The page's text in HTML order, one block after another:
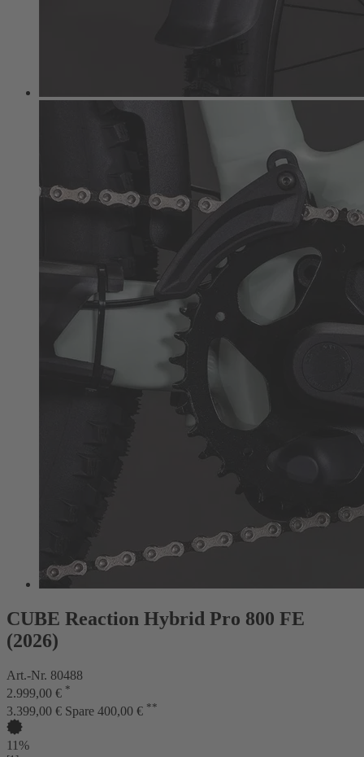
CUBE Reaction Hybrid Pro 800 FE
(2026)
Art.-Nr. 80488
2.999,00 € *
3.399,00 € Spare 400,00 € **
11%